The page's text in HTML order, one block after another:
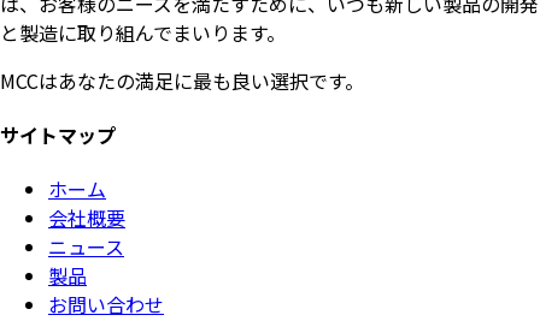
と製造に取り組んでまいります。
MCCはあなたの満足に最も良い選択です。
サイトマップ
ホーム
会社概要
ニュース
製品
お問い合わせ